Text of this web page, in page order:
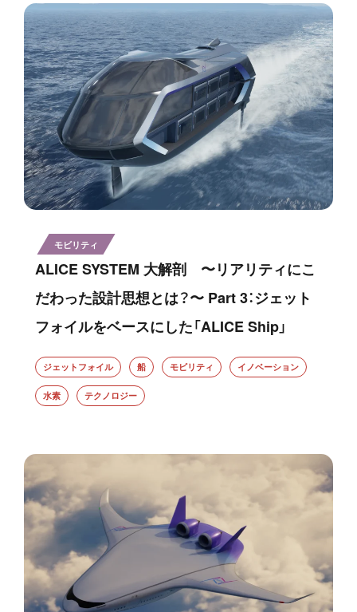
モビリティ
ALICE SYSTEM 大解剖 〜リアリティにこ
だわった設計思想とは？〜 Part 3：ジェット
フォイルをベースにした「ALICE Ship」
ジェットフォイル 船 モビリティ イノベーション
水素 テクノロジー